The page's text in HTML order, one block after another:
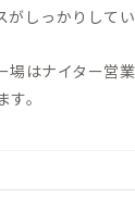
がしっかりして
場はナイター営
。